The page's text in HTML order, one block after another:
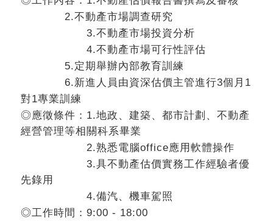
2.不動產市場調查研究
3.不動產市場投資分析
4.不動產市場可行性評估
5.定期舉辦內部教育訓練
6.新進人員由資深估價主管進行3個月 1
對1專業訓練
◎ 應徵條件： 1.地政、建築、都市計劃、不動產
經營管理等相關科系畢業
2.熟悉電腦office應用軟體操作
3.具不動產估價實務工作經驗者優
先錄用
4.備汽、機車駕照
◎工作時間： 9:00 - 18:00